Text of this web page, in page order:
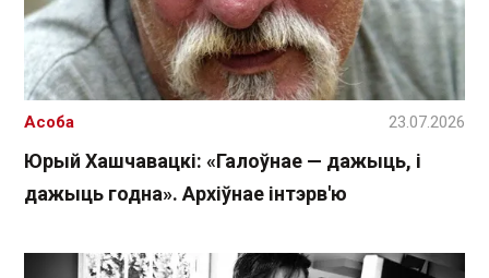
Юрый Хашчавацкі: «Галоўнае — дажыць, і
дажыць годна». Архіўнае інтэрв'ю
Асоба 23.07.2026